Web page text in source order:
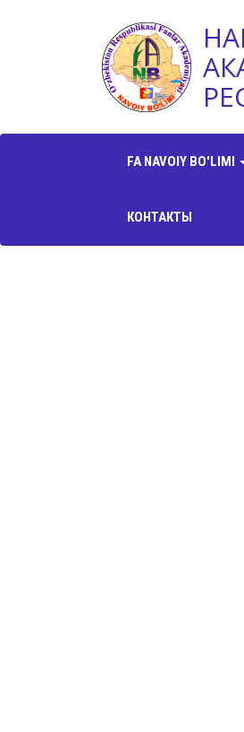
FA NAVOIY BO'LIMI
КОНТАКТЫ